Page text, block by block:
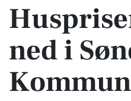
ned i